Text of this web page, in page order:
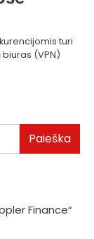
turi
(VPN)
Paieška
Finance“